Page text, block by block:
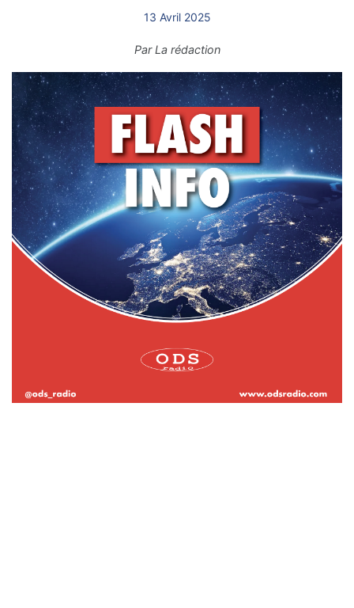
13 Avril 2025
ParLa rédaction